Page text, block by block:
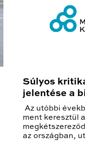
Súlyos
jelentése a
Az utóbbi
ment keresztül
az országban,